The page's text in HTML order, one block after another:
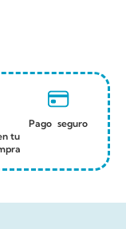
tu
Pago seguro